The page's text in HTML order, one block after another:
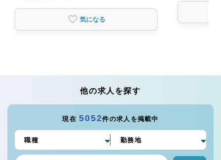
気になる
他の求人を探す
現在5052件の求人を掲載中